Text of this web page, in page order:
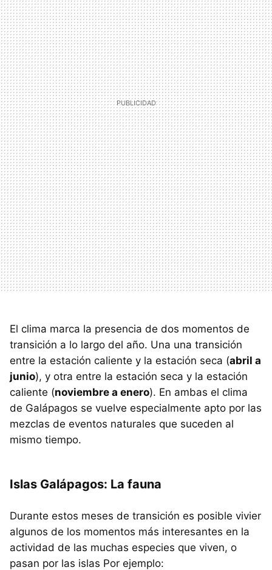
El clima marca la presencia de dos momentos de
transición a lo largo del año. Una una transición
entre la estación caliente y la estación seca (abril a
junio), y otra entre la estación seca y la estación
caliente (noviembre a enero). En ambas el clima
de Galápagos se vuelve especialmente apto por las
mezclas de eventos naturales que suceden al
mismo tiempo.
Islas Galápagos: La fauna
Durante estos meses de transición es posible vivier
algunos de los momentos más interesantes en la
actividad de las muchas especies que viven, o
pasan por las islas Por ejemplo: